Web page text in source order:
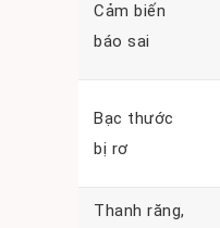
Cảm biến
báo sai
Bạc thước
bị rơ
Thanh răng,